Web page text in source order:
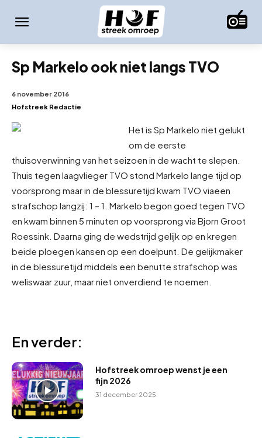
Sp Markelo ook niet langs TVO
6 november 2016
Hofstreek Redactie
Het is Sp Markelo niet gelukt
om de eerste
thuisoverwinning van het seizoen in de wacht te slepen.
Thuis tegen laagvlieger TVO stond Markelo lange tijd op
voorsprong maar in de blessuretijd kwam TVO viaeen
strafschop langzij: 1 – 1. Markelo begon goed tegen TVO
en kwam binnen 5 minuten op voorsprong via Bjorn Groot
Roessink. Daarna ging de wedstrijd gelijk op en kregen
beide ploegen kansen op een doelpunt. De gelijkmaker
in de blessuretijd middels een benutte strafschop was
weliswaar zuur, maar niet onverdiend te noemen.
En verder:
Hofstreek omroep wenst je een
fijn 2026
31 december 2025